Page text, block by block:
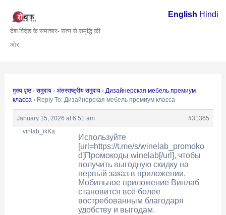
content
देश विदेश के समाचार- सत्य से समृद्धि की
ओर
मुख्य पृष्ठ › समुदाय › अंतरराष्ट्रीय समुदाय › Дизайнерская мебель премиум
класса › Reply To: Дизайнерская мебель премиум класса
January 15, 2026 at 6:51 am
#31365
vinlab_ikKa
Используйте
[url=https://t.me/s/winelab_promoko
d]Промокоды winelab[/url], чтобы
получить выгодную скидку на
первый заказ в приложении.
Мобильное приложение Винлаб
становится всё более
востребованным благодаря
удобству и выгодам.
navigation
English Hindi